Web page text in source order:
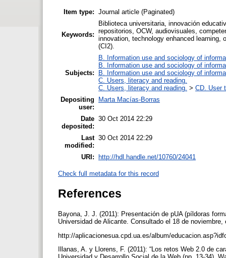
Item type: Journal article (Paginated)
Keywords:
Biblioteca universitaria, innovación
repositorios, OCW, audiovisuales,
innovation, technology enhanced learning,
(CI2).
Subjects:
B. Information use and sociology of
B. Information use and sociology of
B. Information use and sociology of
C. Users, literacy and reading.
C. Users, literacy and reading. > CD. User
Depositing
user:
Marta Macías-Borras
Date
deposited:
30 Oct 2014 22:29
Last
modified:
30 Oct 2014 22:29
URI: http://hdl.handle.net/10760/24041
Check full metadata for this record
References
Bayona, J. J. (2011): Presentación de pUA (píldoras
Universidad de Alicante. Consultado el 18 de
http://aplicacionesua.cpd.ua.es/album/
Illanas, A. y Llorens, F. (2011): “Los retos Web 2.0 de